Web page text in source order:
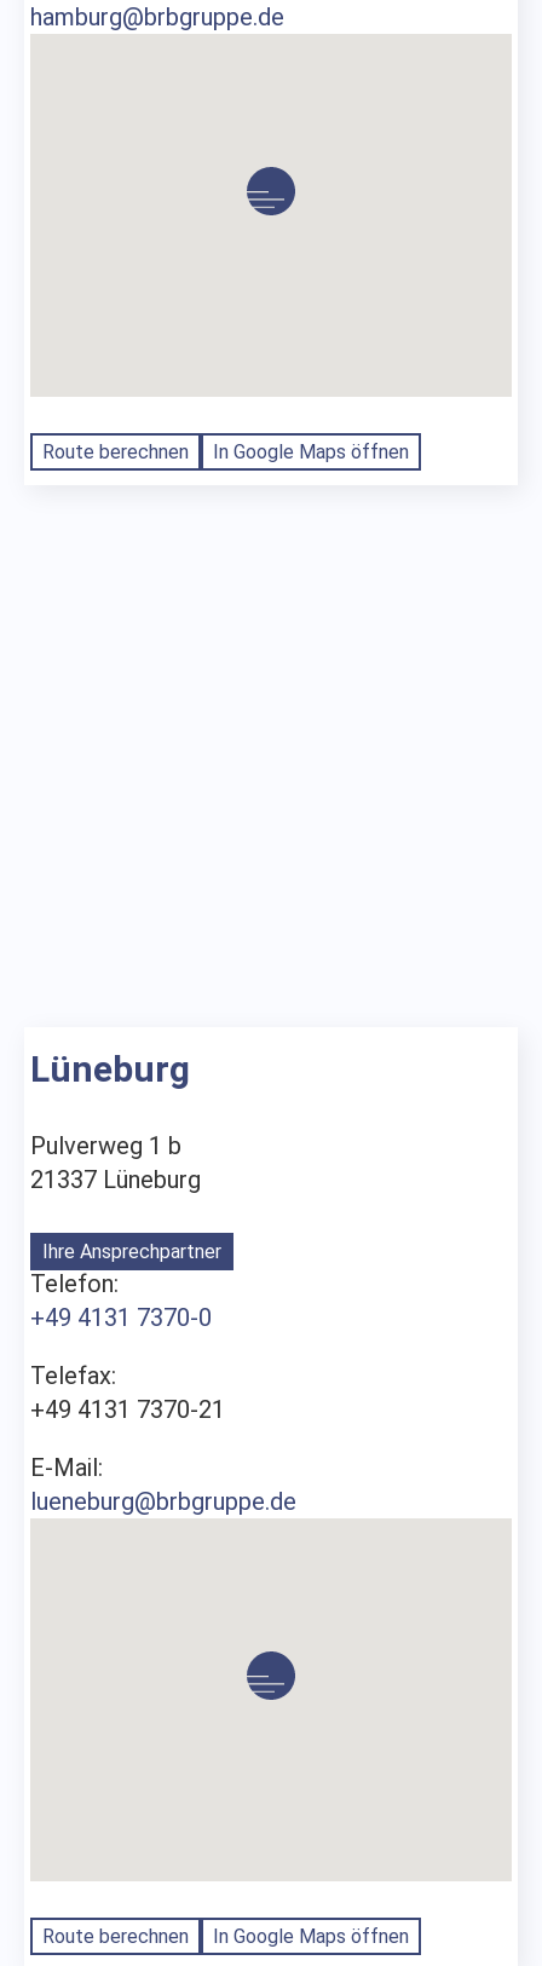
hamburg@brbgruppe.de
Route berechnen In Google Maps öffnen
Lüneburg
Pulverweg 1 b
21337 Lüneburg
Ihre Ansprechpartner
Telefon:
+49 4131 7370-0
Telefax:
+49 4131 7370-21
E-Mail:
lueneburg@brbgruppe.de
Route berechnen In Google Maps öffnen